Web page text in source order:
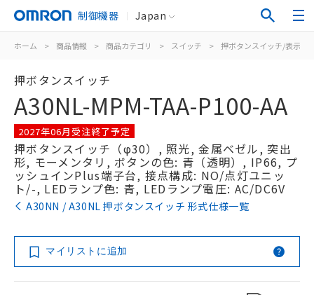
制御機器 Japan
ホーム > 商品情報 > 商品カテゴリ > スイッチ > 押ボタンスイッチ/表示灯
押ボタンスイッチ
A30NL-MPM-TAA-P100-AA
2027年06月受注終了予定
押ボタンスイッチ（φ30）, 照光, 金属ベゼル, 突出
形, モーメンタリ, ボタンの色: 青（透明）, IP66, プ
ッシュインPlus端子台, 接点構成: NO/点灯ユニッ
ト/-, LEDランプ色: 青, LEDランプ電圧: AC/DC6V
A30NN / A30NL 押ボタンスイッチ 形式仕様一覧
マイリストに追加